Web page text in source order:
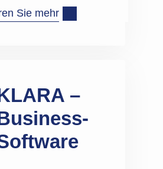
Sie mehr
–